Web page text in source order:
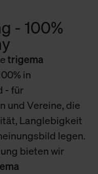
- 100%
trigema
in
- für
und Vereine, die
Langlebigkeit
legen.
bieten wir